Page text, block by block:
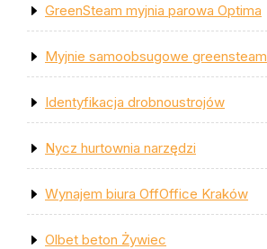
GreenSteam myjnia parowa Optima
Myjnie samoobsugowe greensteam
Identyfikacja drobnoustrojów
Nycz hurtownia narzędzi
Wynajem biura OffOffice Kraków
Olbet beton Żywiec